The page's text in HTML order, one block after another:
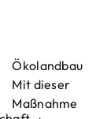
Ökolandbau
Mit dieser
Maßnahme